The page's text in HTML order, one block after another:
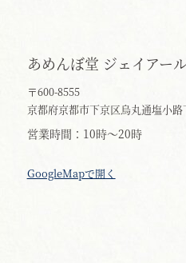
あめんぼ堂 ジェイアー
〒600-8555
京都府京都市下京区烏丸通塩小
営業時間 10時～20時
GoogleMapで開く